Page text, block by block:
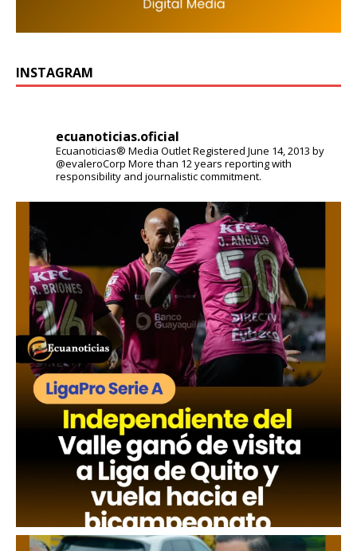
INSTAGRAM
ecuanoticias.oficial
Ecuanoticias® Media OutletRegistered June 14, 2013 by
@evaleroCorp More than 12 years reporting with
responsibility and journalistic commitment.